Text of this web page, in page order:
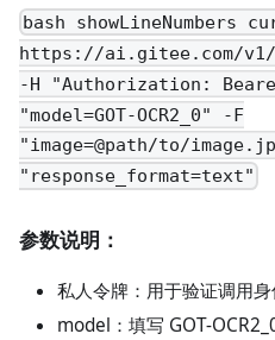
bash showLineNumbers
https://ai.gitee.com/v1/
-H "Authorization:
"model=GOT-OCR2_0" -F
"image=@path/to/
"response_format=text"
参数说明：
私人令牌：用于验证调用
model：填写 GOT-